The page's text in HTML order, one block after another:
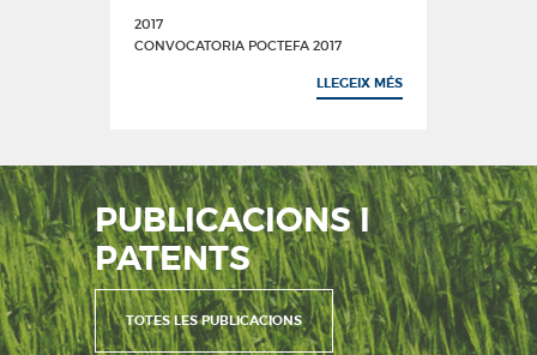
2017
CONVOCATORIA POCTEFA 2017
LLEGEIX MÉS
PUBLICACIONS I
PATENTS
TOTES LES PUBLICACIONS